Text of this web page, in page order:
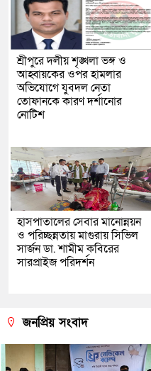
শ্রীপুরে দলীয় শৃঙ্খলা ভঙ্গ ও
আহ্বায়কের ওপর হামলার
অভিযোগে যুবদল নেতা
তোফানকে কারণ দর্শানোর
নোটিশ
হাসপাতালের সেবার মানোন্নয়ন
ও পরিচ্ছন্নতায় মাগুরায় সিভিল
সার্জন ডা. শামীম কবিরের
সারপ্রাইজ পরিদর্শন
জনপ্রিয় সংবাদ